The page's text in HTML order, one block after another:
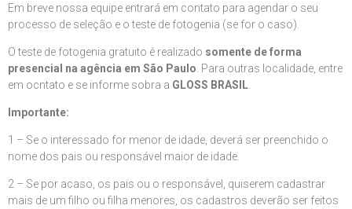
Em breve nossa equipe entrará em contato para agendar o seu
processo de seleção e o teste de fotogenia (se for o caso).
O teste de fotogenia gratuito é realizado somente de forma
presencial na agência em São Paulo . Para outras localidade, entre
em ocntato e se informe sobra a GLOSS BRASIL
Importante:
1 – Se o interessado for menor de idade, deverá ser preenchido o
nome dos pais ou responsável maior de idade.
2 – Se por acaso, os pais ou o responsável, quiserem cadastrar
mais de um filho ou filha menores, os cadastros deverão ser feitos